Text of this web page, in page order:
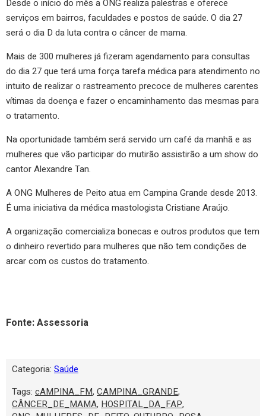
Desde o início do mês a ONG realiza palestras e oferece
serviços em bairros, faculdades e postos de saúde. O dia 27
será o dia D da luta contra o câncer de mama.
Mais de 300 mulheres já fizeram agendamento para consultas
do dia 27 que terá uma força tarefa médica para atendimento no
intuito de realizar o rastreamento precoce de mulheres carentes
vítimas da doença e fazer o encaminhamento das mesmas para
o tratamento.
Na oportunidade também será servido um café da manhã e as
mulheres que vão participar do mutirão assistirão a um show do
cantor Alexandre Tan.
A ONG Mulheres de Peito atua em Campina Grande desde 2013.
É uma iniciativa da médica mastologista Cristiane Araújo.
A organização comercializa bonecas e outros produtos que tem
o dinheiro revertido para mulheres que não tem condições de
arcar com os custos do tratamento.
Fonte: Assessoria
Categoria: Saúde
Tags: cAMPINA_FM, CAMPINA_GRANDE,
CÂNCER_DE_MAMA, HOSPITAL_DA_FAP,